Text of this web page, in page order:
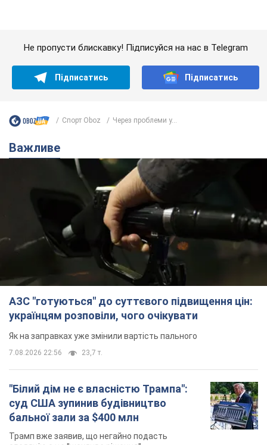
АЗС "готуються" до суттєвого підвищення цін:
українцям розповіли, чого очікувати
Як на заправках уже змінили вартість пального
7.08.2026 22:56
"Білий дім не є власністю Трампа":
суд США зупинив будівництво
бальної зали за $400 млн
Трамп вже заявив, що негайно подасть
Війна змінює не лише тактику: в НГУ
показали інженерні рішення проти
російських FPV-дронів. Фото
"Шаленого Макса"